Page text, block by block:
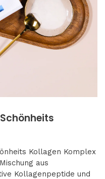
Kollagen Komplex
aus
Kollagenpeptide und